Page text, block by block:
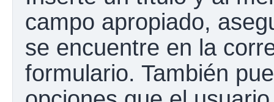
campo apropiado,
se encuentre en la
formulario. También